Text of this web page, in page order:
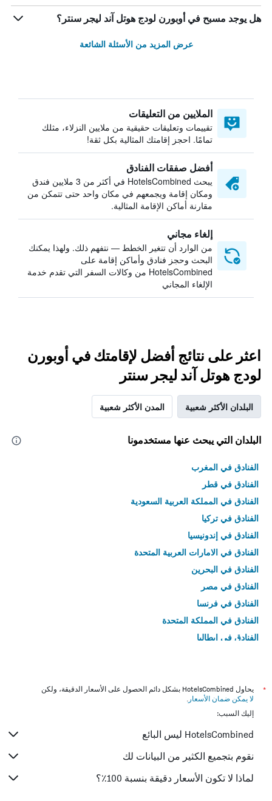
هل يوجد مسبح في أوبورن لودج هوتل آند ليجر سنتر؟
عرض المزيد من الأسئلة الشائعة
الملايين من التعليقات
تقييمات وتعليقات حقيقية من ملايين النزلاء، مثلك
تمامًا. احجز إقامتك المثالية بكل ثقة!
أفضل صفقات الفنادق
يبحث HotelsCombined في أكثر من 3 ملايين فندق
ومكان إقامة ويجمعهم في مكان واحد حتى تتمكن من
مقارنة أماكن الإقامة المثالية.
إلغاء مجاني
من الوارد أن تتغير الخطط — نتفهم ذلك. ولهذا يمكنك
البحث وحجز فنادق وأماكن إقامة على
HotelsCombined من وكالات السفر التي تقدم خدمة
الإلغاء المجاني
اعثر على نتائج أفضل لإقامتك في أوبورن
لودج هوتل آند ليجر سنتر
البلدان الأكثر شعبية المدن الأكثر شعبية
البلدان التي يبحث عنها مستخدمونا
الفنادق في المغرب
الفنادق في قطر
الفنادق في المملكة العربية السعودية
الفنادق في تركيا
الفنادق في إندونيسيا
الفنادق في الامارات العربية المتحدة
الفنادق في البحرين
الفنادق في مصر
الفنادق في فرنسا
الفنادق في المملكة المتحدة
الفنادق في إيطاليا
*
يحاول HotelsCombined بشكل دائم الحصول على الأسعار الدقيقة، ولكن
لا يمكن ضمان الأسعار .
إليك السبب:
HotelsCombined ليس البائع
نقوم بتجميع الكثير من البيانات لك
لماذا لا تكون الأسعار دقيقة بنسبة 100٪؟